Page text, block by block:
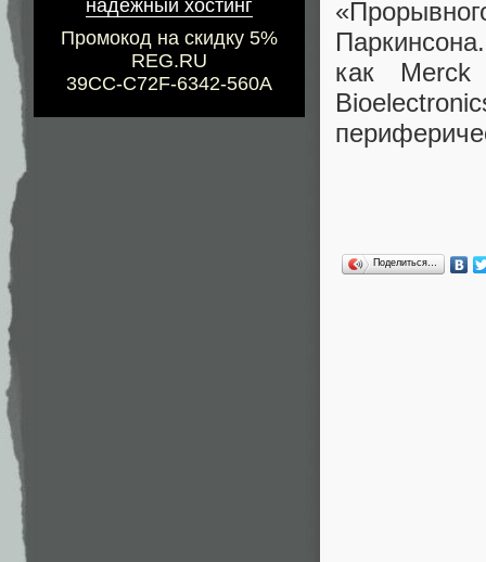
надежный хостинг
Промокод на скидку 5%
REG.RU
39CC-C72F-6342-560A
как
Поделиться…